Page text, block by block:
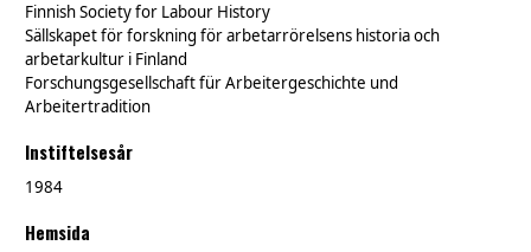
Finnish Society for Labour History
Sällskapet för forskning för arbetarrörelsens historia och
arbetarkultur i Finland
Forschungsgesellschaft für Arbeitergeschichte und
Arbeitertradition
Instiftelsesår
1984
Hemsida